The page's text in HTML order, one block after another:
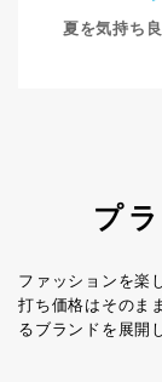
夏を気持ち
プ
ファッションを楽
打ち価格はそのま
るブランドを展開